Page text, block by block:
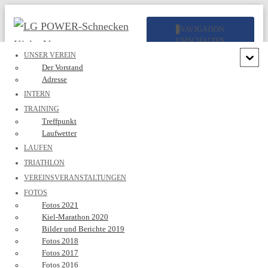
NAVIGATION
UMSCHALTEN
UNSER VEREIN
Der Vorstand
Adresse
INTERN
TRAINING
Treffpunkt
Laufwetter
LAUFEN
TRIATHLON
VEREINSVERANSTALTUNGEN
FOTOS
Fotos 2021
Kiel-Marathon 2020
Bilder und Berichte 2019
Fotos 2018
Fotos 2017
Fotos 2016
Fotos 2021
Sommerfest Fahrradtour 2021